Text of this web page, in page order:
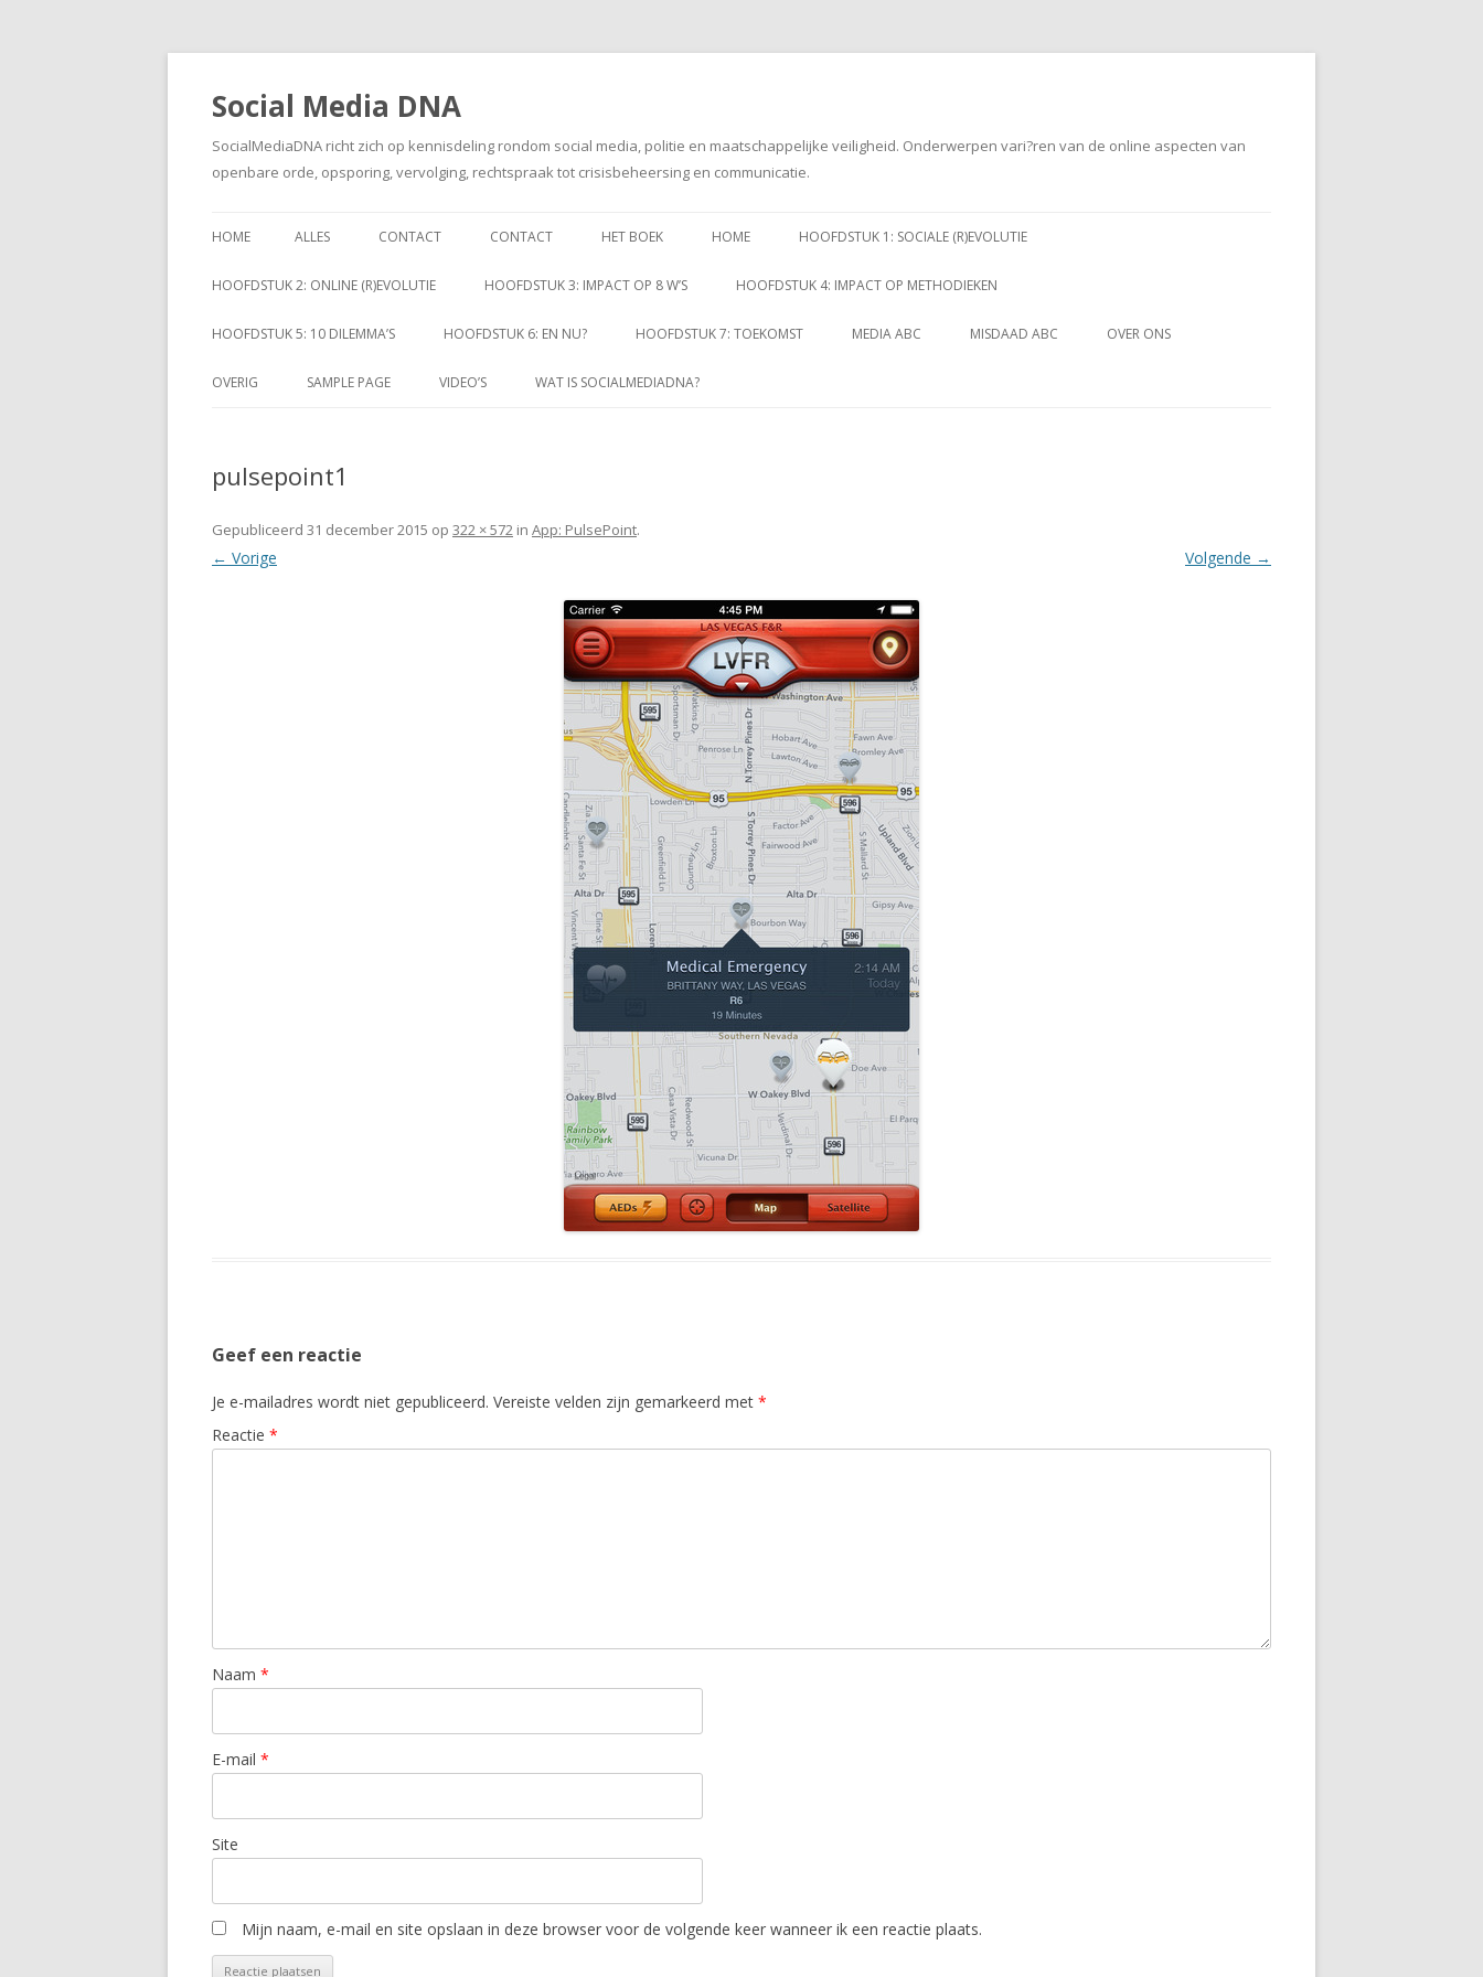
Social Media DNA
SocialMediaDNA richt zich op kennisdeling rondom social media, politie en maatschappelijke veiligheid. Onderwerpen vari?ren van de online aspecten van
openbare orde, opsporing, vervolging, rechtspraak tot crisisbeheersing en communicatie.
naar
HOME ALLES CONTACT CONTACT HET BOEK HOME HOOFDSTUK 1: SOCIALE (R)EVOLUTIE
HOOFDSTUK 2: ONLINE (R)EVOLUTIE HOOFDSTUK 3: IMPACT OP 8 W’S HOOFDSTUK 4: IMPACT OP METHODIEKEN
HOOFDSTUK 5: 10 DILEMMA’S HOOFDSTUK 6: EN NU? HOOFDSTUK 7: TOEKOMST MEDIA ABC MISDAAD ABC OVER ONS
OVERIG SAMPLE PAGE VIDEO’S WAT IS SOCIALMEDIADNA?
pulsepoint1
Gepubliceerd 31 december 2015 op 322 × 572 in App: PulsePoint.
← Vorige Volgende →
Geef een reactie
Je e-mailadres wordt niet gepubliceerd. Vereiste velden zijn gemarkeerd met *
Reactie *
Naam *
E-mail *
Site
Mijn naam, e-mail en site opslaan in deze browser voor de volgende keer wanneer ik een reactie plaats.